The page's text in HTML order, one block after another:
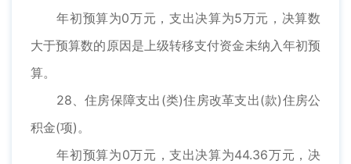
年初预算为0万元，支出决算为5万元，决算数
大于预算数的原因是上级转移支付资金未纳入年初预
算。
28、住房保障支出(类)住房改革支出(款)住房公
积金(项)。
年初预算为0万元，支出决算为44.36万元，决